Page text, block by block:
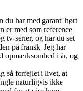
du har med garanti hørt
er med som reference
tv-serier, og har du set
på fransk. Jeg har
opmærksomhed i år, og
så forfejlet i livet, at
naturligvis ikke